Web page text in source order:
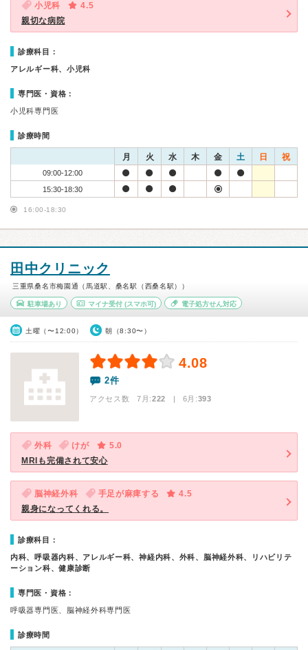
小児科
4.5
親切な病院
診療科目：
アレルギー科、小児科
専門医・資格：
小児科専門医
診療時間
月 火 水 木 金 土 日 祝
09:00-12:00
15:30-18:30
16:00-18:30
田中クリニック
三重県桑名市梅園通（馬道駅、桑名駅（西桑名駅））
駐車場あり マイナ受付(スマホ可) 電子処方せん対応
土曜（〜12:00） 朝（8:30〜）
4.08
2件
アクセス数 7月:222 | 6月:393
外科 けが
5.0
MRIも完備されて安心
脳神経外科 手足が麻痺する
4.5
親身になってくれる。
診療科目：
内科、呼吸器内科、アレルギー科、神経内科、外科、脳神経外科、リハビリテ
ーション科、健康診断
専門医・資格：
呼吸器専門医、脳神経外科専門医
診療時間